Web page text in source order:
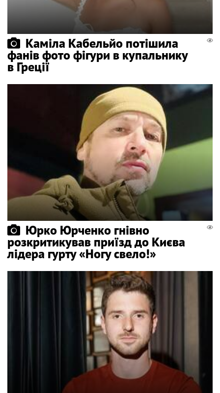
Каміла Кабельйо потішила
фанів фото фігури в купальнику
в Греції
Юрко Юрченко гнівно
розкритикував приїзд до Києва
лідера гурту «Ногу свело!»